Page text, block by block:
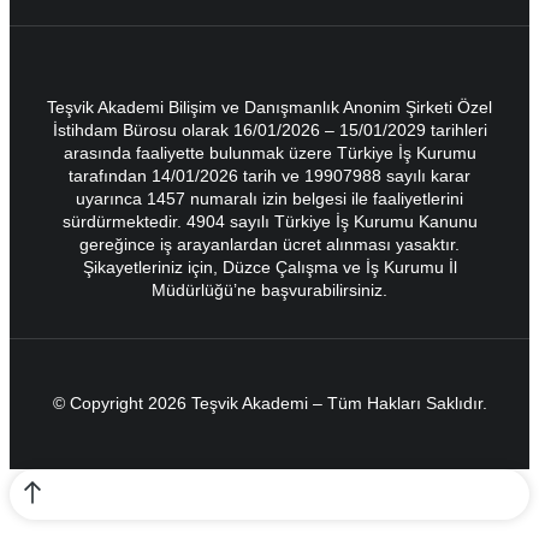
Teşvik Akademi Bilişim ve Danışmanlık Anonim Şirketi Özel
İstihdam Bürosu olarak 16/01/2026 – 15/01/2029 tarihleri
arasında faaliyette bulunmak üzere Türkiye İş Kurumu
tarafından 14/01/2026 tarih ve 19907988 sayılı karar
uyarınca 1457 numaralı izin belgesi ile faaliyetlerini
sürdürmektedir. 4904 sayılı Türkiye İş Kurumu Kanunu
gereğince iş arayanlardan ücret alınması yasaktır.
Şikayetleriniz için, Düzce Çalışma ve İş Kurumu İl
Müdürlüğü’ne başvurabilirsiniz.
© Copyright 2026 Teşvik Akademi – Tüm Hakları Saklıdır.